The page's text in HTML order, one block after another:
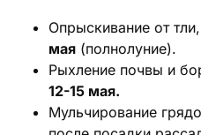
Опрыскивание от
мая (полнолуние).
Рыхление почвы и
12-15 мая.
Мульчирование